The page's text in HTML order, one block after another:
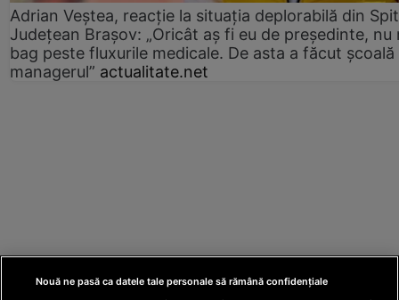
Adrian Veștea, reacție la situația deplorabilă din
Județean Brașov: „Oricât aș fi eu de președinte, nu
bag peste fluxurile medicale. De asta a făcut școală
managerul” actualitate.net
Nouă ne pasă ca datele tale personale să rămână confidențiale